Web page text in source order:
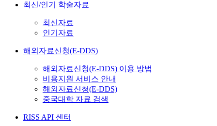
최신/인기 학술자료
최신자료
인기자료
해외자료신청(E-DDS)
해외자료신청(E-DDS) 이용 방법
비용지원 서비스 안내
해외자료신청(E-DDS)
중국대학 자료 검색
RISS API 센터